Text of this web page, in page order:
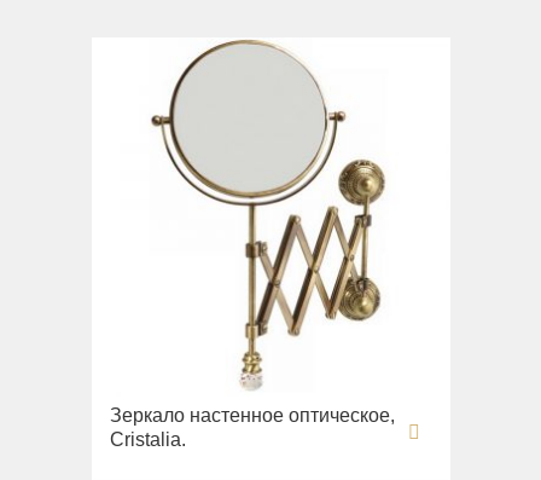
Зеркало настенное оптическое,
Cristalia.